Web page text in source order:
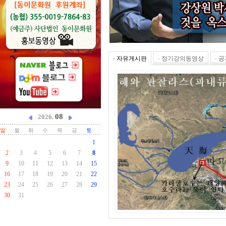
2026. 08
일 월 화 수 목 금 토
1
2
3 4 5 6 7
8
9
10 11 12 13 14
15
16
17 18 19 20 21
22
23
24 25 26 27 28
29
30
31
· 자유게시판 · 정기강의동영상 ·